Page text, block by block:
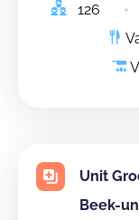
126
Unit
Beek-